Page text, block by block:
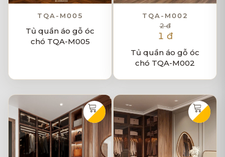
TQA-M005
Tủ quần áo gỗ óc
chó TQA-M005
TQA-M002
2 đ
1 đ
Tủ quần áo gỗ óc
chó TQA-M002